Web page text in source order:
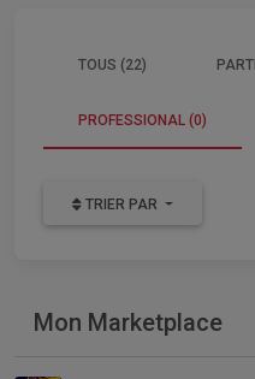
TOUS (22)
PROFESSIONAL (0)
TRIER PAR
Mon Marketplace